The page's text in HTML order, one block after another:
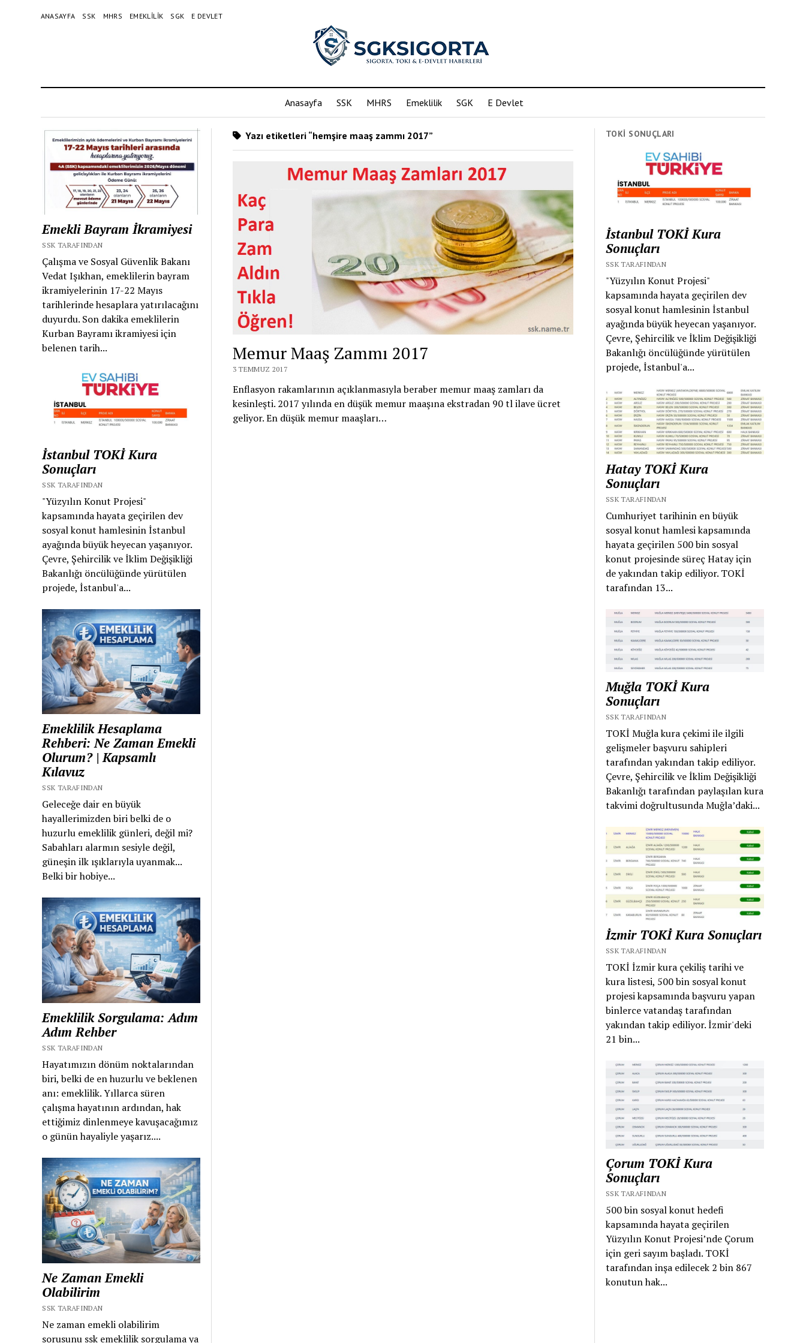
ANASAYFA SSK MHRS EMEKLILIK SGK E DEVLET
Anasayfa SSK MHRS Emeklilik SGK E Devlet
Emekli Bayram İkramiyesi
SSK TARAFINDAN
Çalışma ve Sosyal Güvenlik Bakanı
Vedat Işıkhan, emeklilerin bayram
ikramiyelerinin 17-22 Mayıs
tarihlerinde hesaplara yatırılacağını
duyurdu. Son dakika emeklilerin
Kurban Bayramı ikramiyesi için
belenen tarih...
İstanbul TOKİ Kura
Sonuçları
SSK TARAFINDAN
"Yüzyılın Konut Projesi"
kapsamında hayata geçirilen dev
sosyal konut hamlesinin İstanbul
ayağında büyük heyecan yaşanıyor.
Çevre, Şehircilik ve İklim Değişikliği
Bakanlığı öncülüğünde yürütülen
projede, İstanbul'a...
Emeklilik Hesaplama
Rehberi: Ne Zaman Emekli
Olurum? | Kapsamlı
Kılavuz
SSK TARAFINDAN
Geleceğe dair en büyük
hayallerimizden biri belki de o
huzurlu emeklilik günleri, değil mi?
Sabahları alarmın sesiyle değil,
güneşin ilk ışıklarıyla uyanmak...
Belki bir hobiye...
Emeklilik Sorgulama: Adım
Adım Rehber
SSK TARAFINDAN
Hayatımızın dönüm noktalarından
biri, belki de en huzurlu ve beklenen
anı: emeklilik. Yıllarca süren
çalışma hayatının ardından, hak
ettiğimiz dinlenmeye kavuşacağımız
o günün hayaliyle yaşarız....
Ne Zaman Emekli
Olabilirim
SSK TARAFINDAN
Ne zaman emekli olabilirim
sorusunu ssk emeklilik sorgulama ya
Yazı etiketleri “hemşire maaş zammı 2017”
Memur Maaş Zammı 2017
3 TEMMUZ 2017
Enflasyon rakamlarının açıklanmasıyla beraber memur maaş zamları da
kesinleşti. 2017 yılında en düşük memur maaşına ekstradan 90 tl ilave ücret
geliyor. En düşük memur maaşları…
TOKİ SONUÇLARI
İstanbul TOKİ Kura
Sonuçları
SSK TARAFINDAN
"Yüzyılın Konut Projesi"
kapsamında hayata geçirilen dev
sosyal konut hamlesinin İstanbul
ayağında büyük heyecan yaşanıyor.
Çevre, Şehircilik ve İklim Değişikliği
Bakanlığı öncülüğünde yürütülen
projede, İstanbul'a...
Hatay TOKİ Kura
Sonuçları
SSK TARAFINDAN
Cumhuriyet tarihinin en büyük
sosyal konut hamlesi kapsamında
hayata geçirilen 500 bin sosyal
konut projesinde süreç Hatay için
de yakından takip ediliyor. TOKİ
tarafından 13...
Muğla TOKİ Kura
Sonuçları
SSK TARAFINDAN
TOKİ Muğla kura çekimi ile ilgili
gelişmeler başvuru sahipleri
tarafından yakından takip ediliyor.
Çevre, Şehircilik ve İklim Değişikliği
Bakanlığı tarafından paylaşılan kura
takvimi doğrultusunda Muğla’daki...
İzmir TOKİ Kura Sonuçları
SSK TARAFINDAN
TOKİ İzmir kura çekiliş tarihi ve
kura listesi, 500 bin sosyal konut
projesi kapsamında başvuru yapan
binlerce vatandaş tarafından
yakından takip ediliyor. İzmir'deki
21 bin...
Çorum TOKİ Kura
Sonuçları
SSK TARAFINDAN
500 bin sosyal konut hedefi
kapsamında hayata geçirilen
Yüzyılın Konut Projesi’nde Çorum
için geri sayım başladı. TOKİ
tarafından inşa edilecek 2 bin 867
konutun hak...